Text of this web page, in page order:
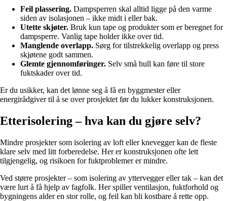
Feil plassering. Dampsperren skal alltid ligge på den varme
siden av isolasjonen – ikke midt i eller bak.
Utette skjøter. Bruk kun tape og produkter som er beregnet for
dampsperre. Vanlig tape holder ikke over tid.
Manglende overlapp. Sørg for tilstrekkelig overlapp og press
skjøtene godt sammen.
Glemte gjennomføringer. Selv små hull kan føre til store
fuktskader over tid.
Er du usikker, kan det lønne seg å få en byggmester eller
energirådgiver til å se over prosjektet før du lukker konstruksjonen.
Etterisolering – hva kan du gjøre selv?
Mindre prosjekter som isolering av loft eller knevegger kan de fleste
klare selv med litt forberedelse. Her er konstruksjonen ofte lett
tilgjengelig, og risikoen for fuktproblemer er mindre.
Ved større prosjekter – som isolering av yttervegger eller tak – kan det
være lurt å få hjelp av fagfolk. Her spiller ventilasjon, fuktforhold og
bygningens alder en stor rolle, og feil kan bli kostbare å rette opp.